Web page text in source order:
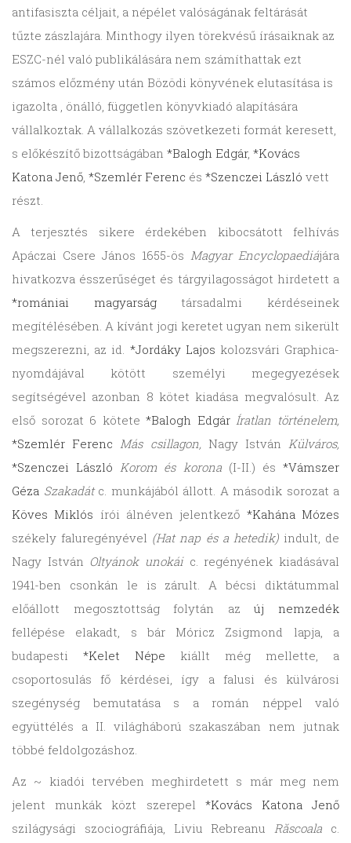
antifasiszta céljait, a népélet valóságának feltárását
tűzte zászlajára. Minthogy ilyen törekvésű írásaiknak az
ESZC-nél való publikálására nem számíthattak ezt
számos előzmény után Bözödi könyvének elutasítása is
igazolta , önálló, független könyvkiadó alapítására
vállalkoztak. A vállalkozás szövetkezeti formát keresett,
s előkészítő bizottságában *Balogh Edgár, *Kovács
Katona Jenő, *Szemlér Ferenc és *Szenczei László vett
részt.
A terjesztés sikere érdekében kibocsátott felhívás
Apáczai Csere János 1655-ös Magyar Encyclopaediájára
hivatkozva ésszerűséget és tárgyilagosságot hirdetett a
*romániai magyarságtársadalmi kérdéseinek
megítélésében. A kívánt jogi keretet ugyan nem sikerült
megszerezni, az id. *Jordáky Lajos kolozsvári Graphica-
nyomdájával kötött személyi megegyezések
segítségével azonban 8 kötet kiadása megvalósult. Az
első sorozat 6 kötete*Balogh Edgár Íratlan történelem,
*Szemlér Ferenc Más csillagon, Nagy IstvánKülváros,
*Szenczei László Korom és korona(I-II.) és*Vámszer
Géza Szakadátc. munkájából állott. A második sorozat a
Köves Miklós írói álnéven jelentkező *Kahána Mózes
székely faluregényével (Hat nap és a hetedik)indult, de
Nagy István Oltyánok unokáic. regényének kiadásával
1941-ben csonkán le is zárult. A bécsi diktátummal
előállott megosztottság folytán azúj nemzedék
fellépése elakadt, s bár Móricz Zsigmond lapja, a
budapesti *Kelet Népe kiállt még mellette, a
csoportosulás fő kérdései, így a falusi és külvárosi
szegénység bemutatása s a román néppel való
együttélés a II. világháború szakaszában nem jutnak
többé feldolgozáshoz.
Az ~ kiadói tervében meghirdetett s már meg nem
jelent munkák közt szerepel *Kovács Katona Jenő
szilágysági szociográfiája, Liviu RebreanuRăscoala c.